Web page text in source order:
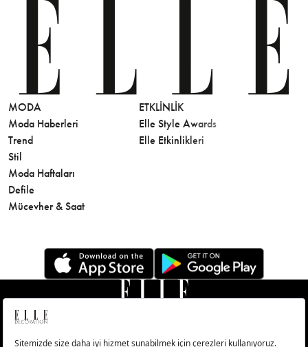
MODA
Moda Haberleri
Trend
Stil
Moda Haftaları
Defile
Mücevher & Saat
ETKLINLIK
Elle Style Awards
Elle Etkinlikleri